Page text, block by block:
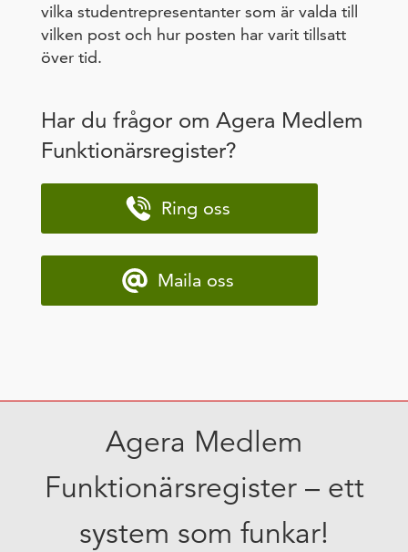
vilka studentrepresentanter som är valda till
vilken post och hur posten har varit tillsatt
över tid.
Har du frågor om Agera Medlem
Funktionärsregister?
Ring oss
Maila oss
Agera Medlem
Funktionärsregister – ett
system som funkar!